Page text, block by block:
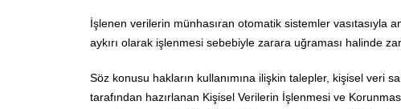
İşlenen verilerin münhasıran otomatik sistemler vasıtasıyla
aykırı olarak işlenmesi sebebiyle zarara uğraması halinde
Söz konusu hakların kullanımına ilişkin talepler, kişisel veri
tarafından hazırlanan Kişisel Verilerin İşlenmesi ve